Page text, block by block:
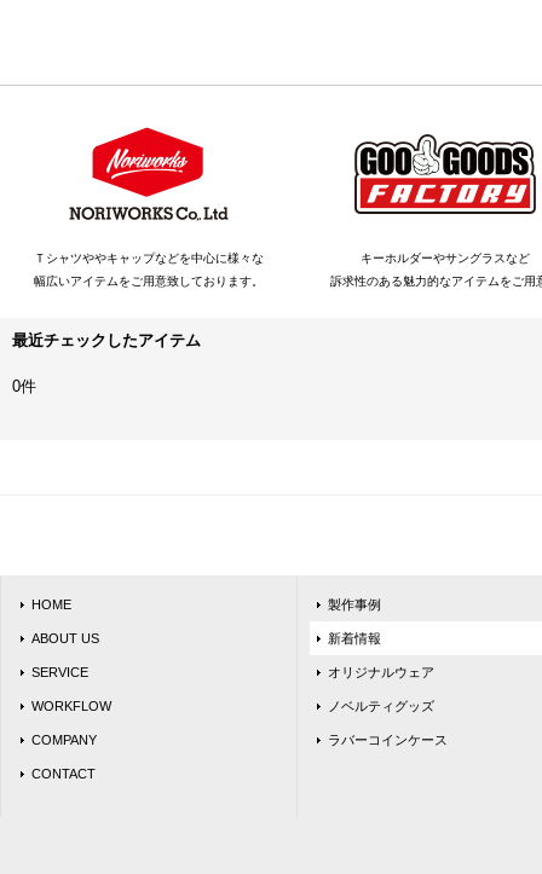
Ｔシャツややキャップなどを中心に様々な
幅広いアイテムをご用意致しております。
キーホルダーやサングラスなど
訴求性のある魅力的なアイテムをご用
最近チェックしたアイテム
0件
HOME
ABOUT US
SERVICE
WORKFLOW
COMPANY
CONTACT
製作事例
新着情報
オリジナルウェア
ノベルティグッズ
ラバーコインケース